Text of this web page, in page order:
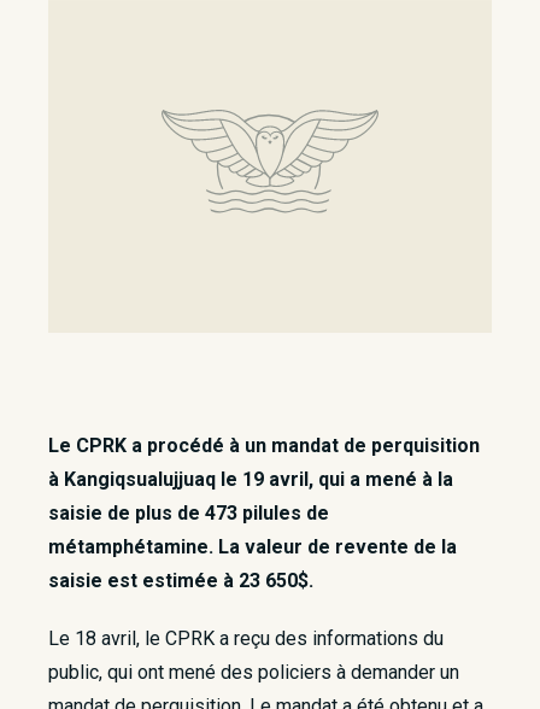
Le CPRK a procédé à un mandat de perquisition
à Kangiqsualujjuaq le 19 avril, qui a mené à la
saisie de plus de 473 pilules de
métamphétamine. La valeur de revente de la
saisie est estimée à 23 650$.
Le 18 avril, le CPRK a reçu des informations du
public, qui ont mené des policiers à demander un